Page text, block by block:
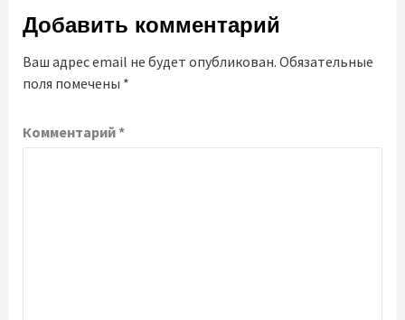
Добавить комментарий
Ваш адрес email не будет опубликован. Обязательные
поля помечены *
Комментарий*